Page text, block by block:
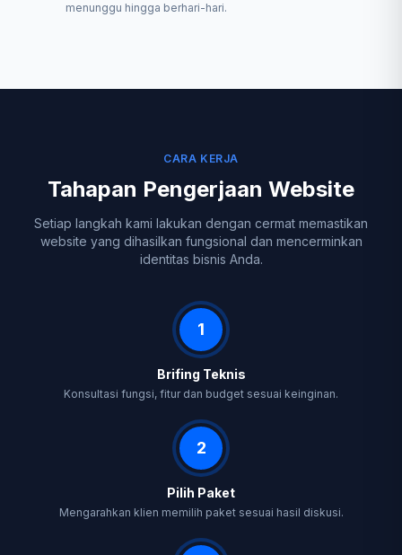
menunggu hingga berhari-hari.
CARA KERJA
Tahapan Pengerjaan Website
Setiap langkah kami lakukan dengan cermat memastikan
website yang dihasilkan fungsional dan mencerminkan
identitas bisnis Anda.
1
Brifing Teknis
Konsultasi fungsi, fitur dan budget sesuai keinginan.
2
Pilih Paket
Mengarahkan klien memilih paket sesuai hasil diskusi.